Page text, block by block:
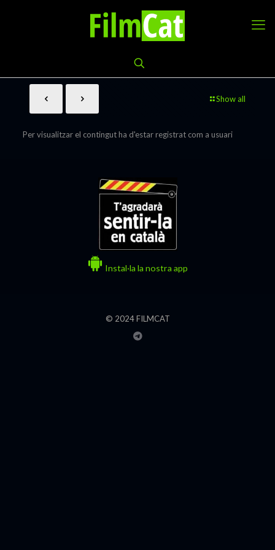
Show all
Per visualitzar el contingut ha d'estar registrat com a usuari
Instal·la la nostra app
© 2024 FILMCAT